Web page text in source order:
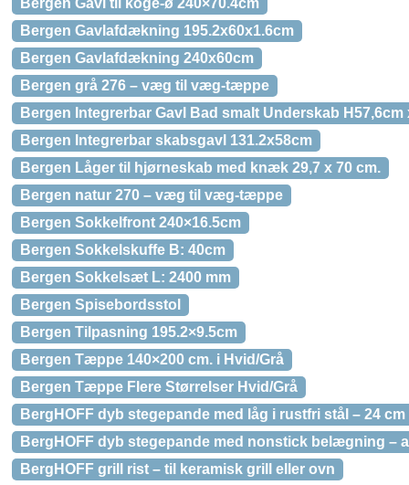
Bergen Gavl til koge-ø 240×70.4cm
Bergen Gavlafdækning 195.2x60x1.6cm
Bergen Gavlafdækning 240x60cm
Bergen grå 276 – væg til væg-tæppe
Bergen Integrerbar Gavl Bad smalt Underskab H57,6cm
Bergen Integrerbar skabsgavl 131.2x58cm
Bergen Låger til hjørneskab med knæk 29,7 x 70 cm.
Bergen natur 270 – væg til væg-tæppe
Bergen Sokkelfront 240×16.5cm
Bergen Sokkelskuffe B: 40cm
Bergen Sokkelsæt L: 2400 mm
Bergen Spisebordsstol
Bergen Tilpasning 195.2×9.5cm
Bergen Tæppe 140×200 cm. i Hvid/Grå
Bergen Tæppe Flere Størrelser Hvid/Grå
BergHOFF dyb stegepande med låg i rustfri stål – 24 cm
BergHOFF dyb stegepande med nonstick belægning –
BergHOFF grill rist – til keramisk grill eller ovn